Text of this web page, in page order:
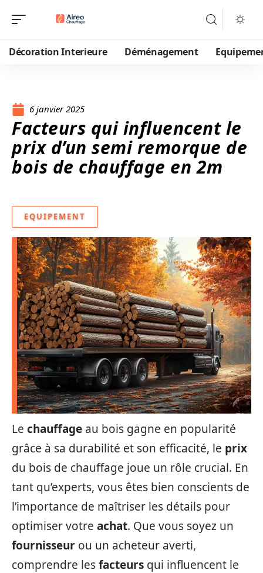
Décoration Interieure Déménagement
6 janvier 2025
Facteurs qui influencent le
prix d’un semi remorque de
bois de chauffage en 2m
EQUIPEMENT
Le chauffage au bois gagne en popularité
grâce à sa durabilité et son efficacité, le prix
du bois de chauffage joue un rôle crucial. En
tant qu’experts, vous êtes bien conscients de
l’importance de maîtriser les détails pour
optimiser votre achat. Que vous soyez un
fournisseur ou un acheteur averti,
comprendre lesfacteurs qui influencent le